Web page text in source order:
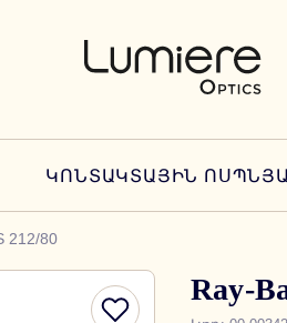
ԿՈՆՏԱԿՏԱՅԻՆ
212/80
Ray-